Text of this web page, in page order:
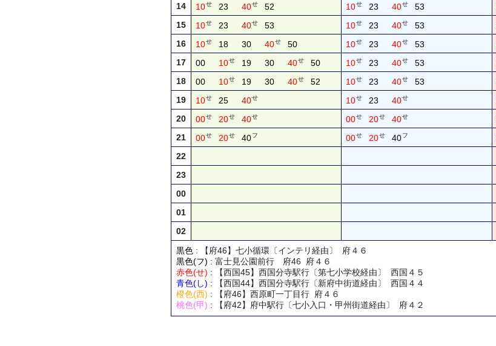
14
10せ 23 40せ 52 10せ 23 40せ 53
15
10せ 23 40せ 53 10せ 23 40せ 53
16
10せ 18 30 40せ 50 10せ 23 40せ 53
17
00 10せ 19 30 40せ 50 10せ 23 40せ 53
18
00 10せ 19 30 40せ 52 10せ 23 40せ 53
19
10せ 25 40せ 10せ 23 40せ
20 00せ 20せ 40せ 00せ 20せ 40せ
21 00せ 20せ 40フ 00せ 20せ 40フ
22
23
00
01
02
黒色 : 【府46】七小循環〔インテリ経由〕 府４６
黒色(フ) : 富士見公園前行 府46 府４６
赤色(せ) : 【西国45】西国分寺駅行〔第七小学校経由〕 西国４５
青色(し) : 【西国44】西国分寺駅行〔新府中街道経由〕 西国４４
橙色(西) : 【府46】西原町一丁目行 府４６
桃色(甲) : 【府42】府中駅行〔七小入口・甲州街道経由〕 府４２